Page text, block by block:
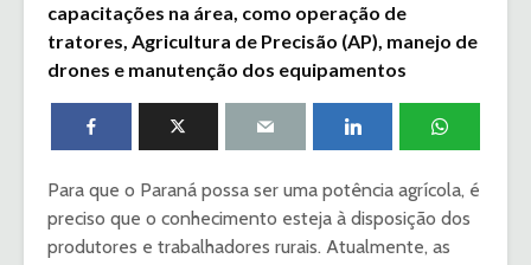
capacitações na área, como operação de
tratores, Agricultura de Precisão (AP), manejo de
drones e manutenção dos equipamentos
Para que o Paraná possa ser uma potência agrícola, é
preciso que o conhecimento esteja à disposição dos
produtores e trabalhadores rurais. Atualmente, as